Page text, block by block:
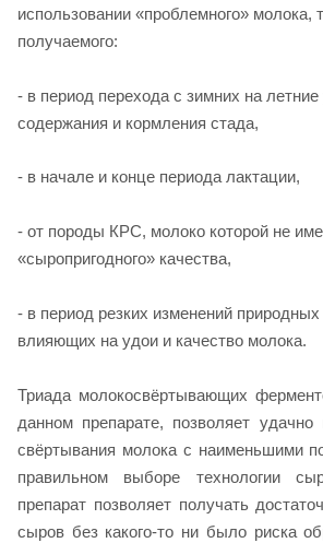
использовании «проблемного» молока,
получаемого:
- в период перехода с зимних на летние
содержания и кормления стада,
- в начале и конце периода лактации,
- от породы КРС, молоко которой не
«сыропригодного» качества,
- в период резких изменений природных
влияющих на удои и качество молока.
Триада молокосвёртывающих
данном препарате, позволяет удачно
свёртывания молока с наименьшими
правильном выборе технологии
препарат позволяет получать
сыров без какого-то ни было риска